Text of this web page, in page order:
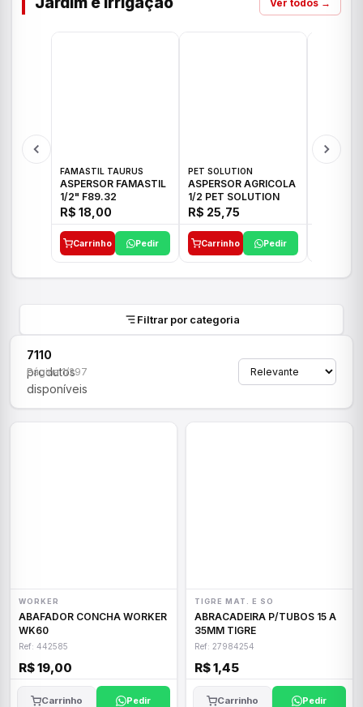
Ver todos →
FAMASTIL TAURUS
ASPERSOR FAMASTIL
1/2" F89.32
R$ 18,00
Carrinho Pedir
PET SOLUTION
ASPERSOR AGRICOLA
1/2 PET SOLUTION
R$ 25,75
Carrinho Pedir
Filtrar por categoria
7110
produtos
disponíveis
Página 1/297
WORKER
ABAFADOR CONCHA WORKER
WK60
Ref: 442585
R$ 19,00
Carrinho Pedir
TIGRE MAT. E SO
ABRACADEIRA P/TUBOS 15 A
35MM TIGRE
Ref: 27984254
R$ 1,45
Carrinho Pedir